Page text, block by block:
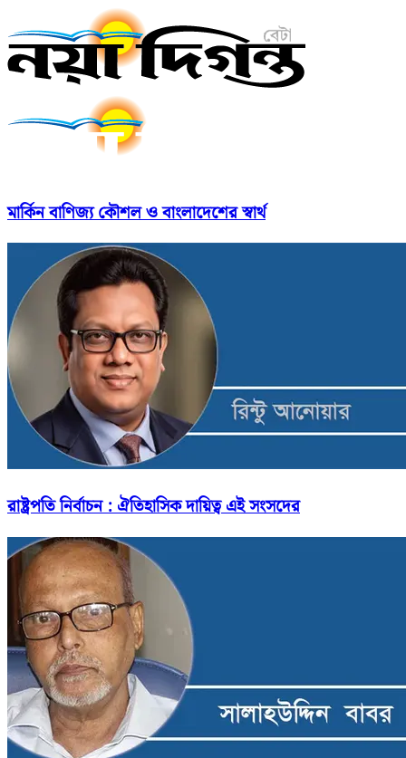
মার্কিন বাণিজ্য কৌশল ও বাংলাদেশের স্বার্থ
রাষ্ট্রপতি নির্বাচন : ঐতিহাসিক দায়িত্ব এই সংসদের